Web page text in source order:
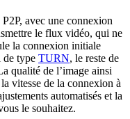
avec une connexion
le flux vidéo, qui ne
la connexion initiale
de type TURN, le reste de
qualité de l’image ainsi
vitesse de la connexion à
automatisés et la
le souhaitez.